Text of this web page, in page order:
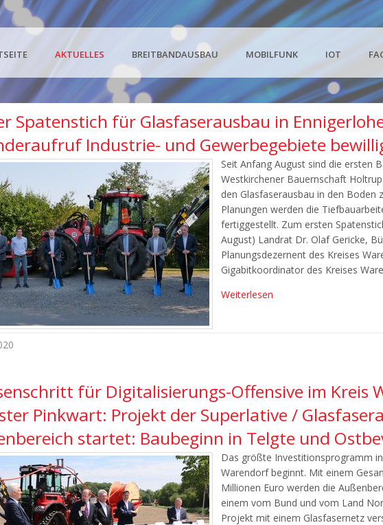
AKTUELLES BREITBANDAUSBAU MOBILFUNK IOT
Spatenstich für Glasfaserausbau in
Industrie- und Gewerbegebiete
Seit Anfang August sind die ersten
Westkirchener Bauernschaft
den Glasfaserausbau in den Boden
Planungen werden die
fertiggestellt. Zum ersten
August) Landrat Dr. Olaf Gericke,
Planungsdezernent des Kreises
Gigabitkoordinator des Kreises
Weiterlesen
für Digitalisierungs-Offensive im Kreis
Pinkwart: Projekt der Superlative /
startet: Baubeginn in Telgte und
Das größte Investitionsprogramm
Warendorf beginnt. Mit einem
Millionen Euro werden die
einem vom Bund und vom Land
Projekt mit einem Glasfasernetz